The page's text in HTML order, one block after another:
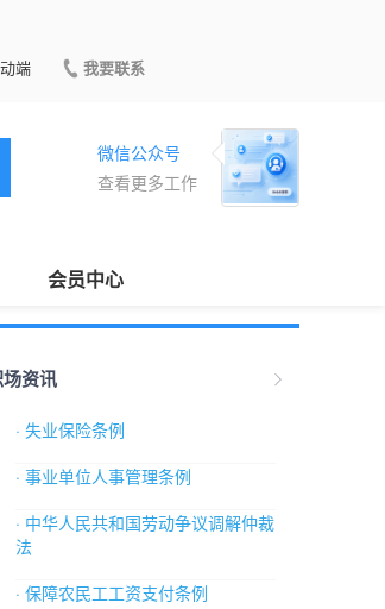
端 我要联系
微信公众号
查看更多工作
会员中心
场资讯
· 失业保险条例
· 事业单位人事管理条例
· 中华人民共和国劳动争议调解仲裁
法
· 保障农民工工资支付条例